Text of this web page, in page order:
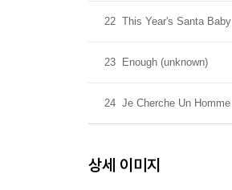
22 This Year's Santa Baby
23 Enough (unknown)
24 Je Cherche Un Homme
상세 이미지